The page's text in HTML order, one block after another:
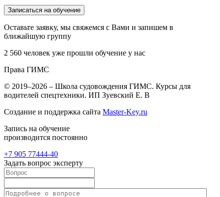
Оставьте заявку, мы свяжемся с Вами и запишем в
ближайшую группу
2 560 человек уже прошли обучение у нас
Права ГИМС
© 2019–2026 – Школа судовождения ГИМС. Курсы для
водителей спецтехники. ИП Зуевский Е. В
Создание и поддержка сайта Master-Key.ru
Запись на обучение
производится постоянно
+7 905 77444-40
Задать вопрос эксперту